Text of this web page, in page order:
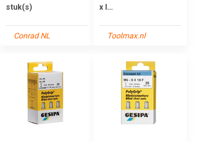
stuk(s)
Conrad NL
x l...
Toolmax.nl